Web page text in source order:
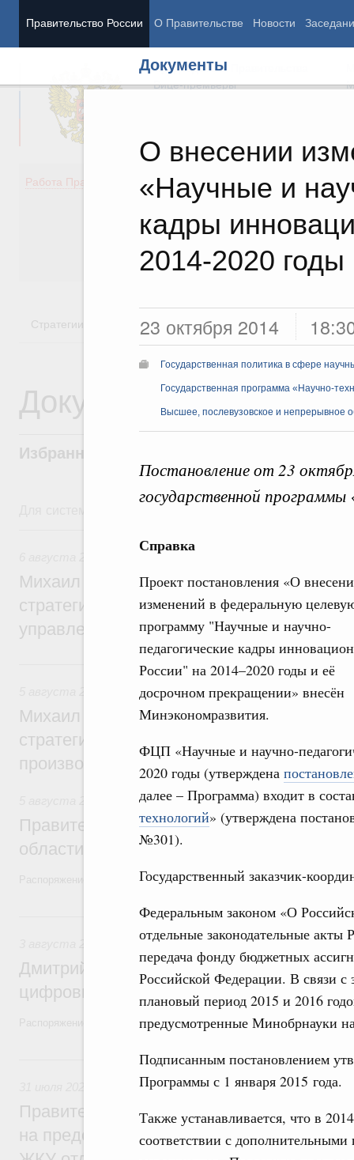
Правительство России О Правительстве Новости
Документы
О внесении
«Научные и
кадры
2014-2020 годы
23 октября 2014
Государственная политика в сфере
Государственная программа «Научно-
Высшее, послевузовское и непрерывное
Постановление от 23
государственной программы
Справка
Проект постановления «О
изменений в федеральную
программу "Научные и научно-
педагогические кадры
России" на 2014–2020 годы и её
досрочном прекращении» внесён
Минэкономразвития.
ФЦП «Научные и научно-
2020 годы (утверждена
далее – Программа) входит в
технологий» (утверждена
№301).
Государственный заказчик-
Федеральным законом «О
отдельные законодательные акты
передача фонду бюджетных
Российской Федерации. В связи
плановый период 2015 и 2016
предусмотренные Минобрнауки
Подписанным постановлением
Программы с 1 января 2015 года.
Также устанавливается, что в
соответствии с
Председатель Правительства
Вице-премьеры
Работа Правительства
Демография
Здоровье
Культура
Общество
Государство
Стратегии Государственные программы
Документы
Избранные документы со справками к
Для системного поиска перейдите в раздел "Поиск по
Технологическое развитие. Инновации
Михаил Мишустин дал поручения по
стратегической сессии о
управления научно-технологическим
5 августа, среда
Вопросы производительности труда и
Михаил Мишустин дал поручения по
стратегической сессии, посвящённой
производительности труда
Национальный проект «Экологическое
Правительство увеличило объём
области в рамках федерального
Распоряжение от 3 августа 2026 года №2067-р
3 августа, понедельник
Регулирование в сфере торговли.
Дмитрий Григоренко возглавил штаб по
цифровых платформ
Распоряжение от 25 июля 2026 года №1966-р
31 июля, пятница
Социальная поддержка отдельных
Правительство направит регионам
на предоставление мер социальной